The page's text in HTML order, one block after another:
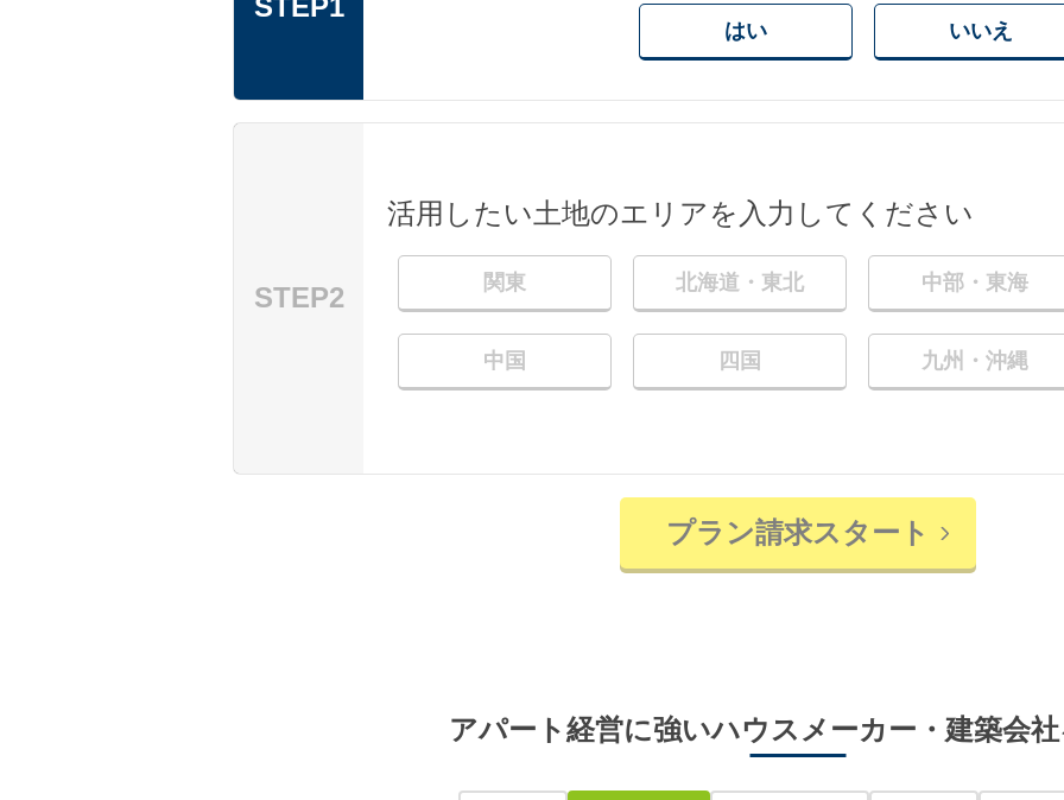
はい いいえ
STEP2
活用したい土地のエリアを入力してください
関東 北海道・東北 中部・東海
中国 四国 九州・沖縄
プラン請求スタート
アパート経営に強いハウスメーカー・建築会